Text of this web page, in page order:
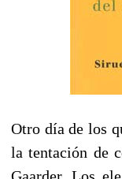
Otro día de los
la tentación de